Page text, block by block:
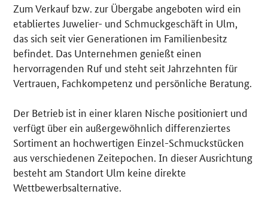
Zum Verkauf bzw. zur Übergabe angeboten wird ein
etabliertes Juwelier- und Schmuckgeschäft in Ulm,
das sich seit vier Generationen im Familienbesitz
befindet. Das Unternehmen genießt einen
hervorragenden Ruf und steht seit Jahrzehnten für
Vertrauen, Fachkompetenz und persönliche Beratung.
Der Betrieb ist in einer klaren Nische positioniert und
verfügt über ein außergewöhnlich differenziertes
Sortiment an hochwertigen Einzel-Schmuckstücken
aus verschiedenen Zeitepochen. In dieser Ausrichtung
besteht am Standort Ulm keine direkte
Wettbewerbsalternative.